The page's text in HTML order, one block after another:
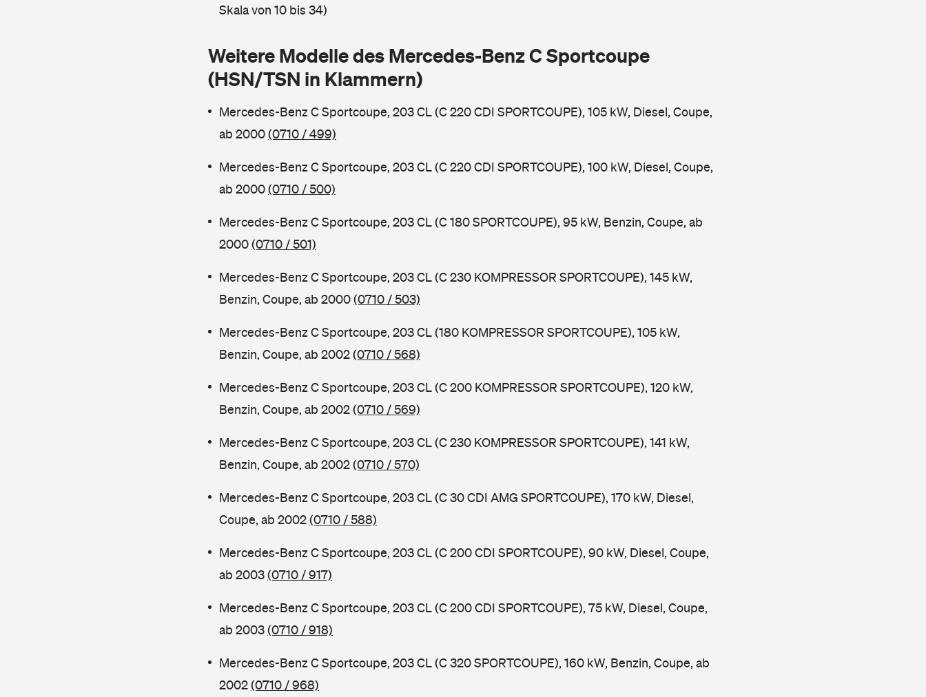
Skala von 10 bis 34)
Weitere Modelle des Mercedes-Benz C Sportcoupe
(HSN/TSN in Klammern)
Mercedes-Benz C Sportcoupe, 203 CL (C 220 CDI SPORTCOUPE), 105 kW, Diesel, Coupe,
ab 2000(0710 / 499)
Mercedes-Benz C Sportcoupe, 203 CL (C 220 CDI SPORTCOUPE), 100 kW, Diesel, Coupe,
ab 2000(0710 / 500)
Mercedes-Benz C Sportcoupe, 203 CL (C 180 SPORTCOUPE), 95 kW, Benzin, Coupe, ab
2000(0710 / 501)
Mercedes-Benz C Sportcoupe, 203 CL (C 230 KOMPRESSOR SPORTCOUPE), 145 kW,
Benzin, Coupe, ab 2000(0710 / 503)
Mercedes-Benz C Sportcoupe, 203 CL (180 KOMPRESSOR SPORTCOUPE), 105 kW,
Benzin, Coupe, ab 2002(0710 / 568)
Mercedes-Benz C Sportcoupe, 203 CL (C 200 KOMPRESSOR SPORTCOUPE), 120 kW,
Benzin, Coupe, ab 2002(0710 / 569)
Mercedes-Benz C Sportcoupe, 203 CL (C 230 KOMPRESSOR SPORTCOUPE), 141 kW,
Benzin, Coupe, ab 2002(0710 / 570)
Mercedes-Benz C Sportcoupe, 203 CL (C 30 CDI AMG SPORTCOUPE), 170 kW, Diesel,
Coupe, ab 2002(0710 / 588)
Mercedes-Benz C Sportcoupe, 203 CL (C 200 CDI SPORTCOUPE), 90 kW, Diesel, Coupe,
ab 2003(0710 / 917)
Mercedes-Benz C Sportcoupe, 203 CL (C 200 CDI SPORTCOUPE), 75 kW, Diesel, Coupe,
ab 2003(0710 / 918)
Mercedes-Benz C Sportcoupe, 203 CL (C 320 SPORTCOUPE), 160 kW, Benzin, Coupe, ab
2002(0710 / 968)